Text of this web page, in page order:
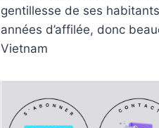
gentillesse de ses
années d’affilée, donc
Vietnam